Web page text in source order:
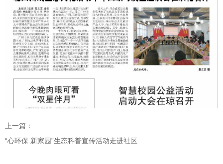
上一篇：
“心环保 新家园”生态科普宣传活动走进社区